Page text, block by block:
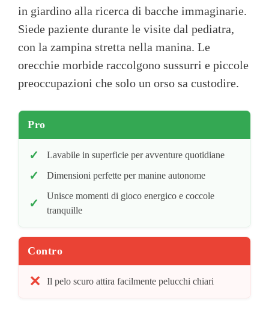
in giardino alla ricerca di bacche immaginarie.
Siede paziente durante le visite dal pediatra,
con la zampina stretta nella manina. Le
orecchie morbide raccolgono sussurri e piccole
preoccupazioni che solo un orso sa custodire.
Pro
Lavabile in superficie per avventure quotidiane
Dimensioni perfette per manine autonome
Unisce momenti di gioco energico e coccole
tranquille
Contro
Il pelo scuro attira facilmente pelucchi chiari